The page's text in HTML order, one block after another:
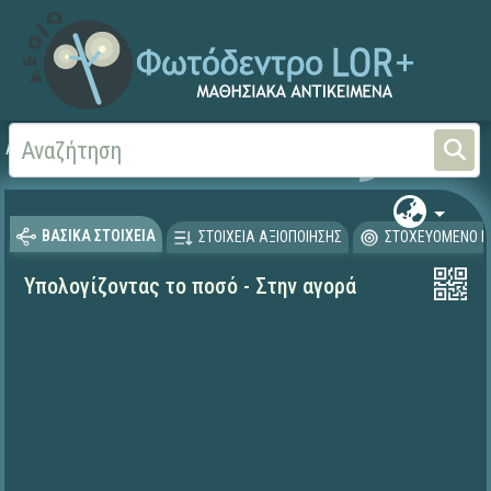
Αρχική
ΒΑΣΙΚΑ ΣΤΟΙΧΕΙΑ ΣΤΟΙΧΕΙΑ ΑΞΙΟΠΟΙΗΣΗΣ ΣΤΟΧΕΥΟΜΕΝΟ
Υπολογίζοντας το ποσό - Στην αγορά